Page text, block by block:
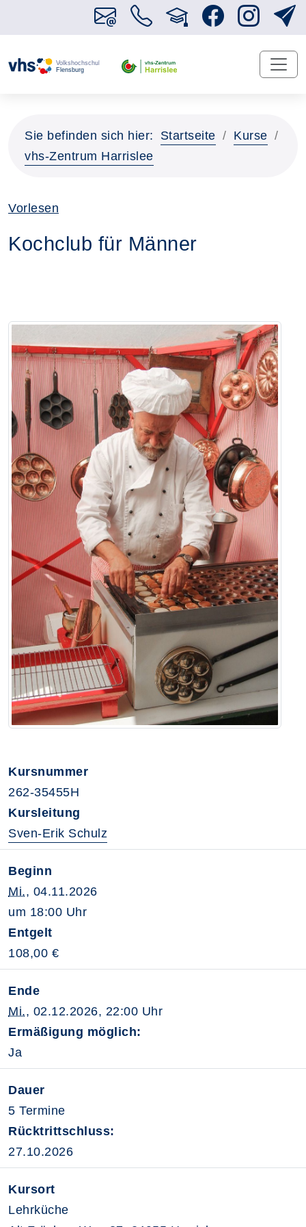
Sie befinden sich hier: Startseite
Kurse
vhs-Zentrum Harrislee
Vorlesen
Kochclub für Männer
Kursnummer
262-35455H
Kursleitung
Sven-Erik Schulz
Beginn
Mi., 04.11.2026
um 18:00 Uhr
Entgelt
108,00 €
Ende
Mi., 02.12.2026, 22:00 Uhr
Ermäßigung möglich:
Ja
Dauer
5 Termine
Rücktrittschluss:
27.10.2026
Kursort
Lehrküche